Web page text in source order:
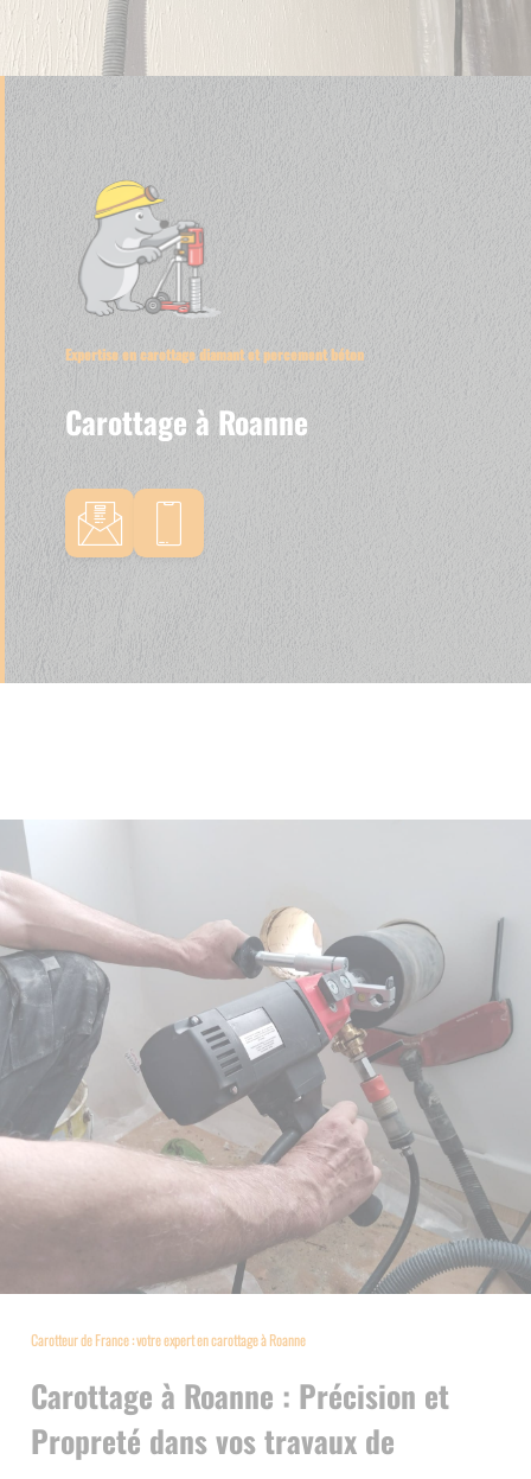
Expertise en carottage diamant et percement béton
Carottage à Roanne
Carotteur de France : votre expert en carottage à Roanne
Carottage à Roanne : Précision et
Propreté dans vos travaux de